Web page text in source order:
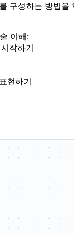
를 구성하는 방법을
이해:
작하기
현하기